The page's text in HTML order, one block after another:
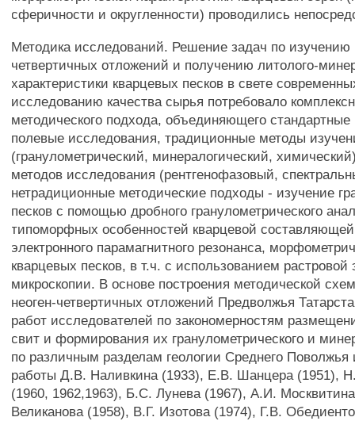
сферичности и округленности) проводились
Методика исследований. Решение задач по изучению
четвертичных отложений и получению литолого-
характеристики кварцевых песков в свете
исследованию качества сырья потребовало
методического подхода, объединяющего стандартные
полевые исследования, традиционные методы
(гранулометрический, минералогический,
методов исследования (рентгенофазовый,
нетрадиционные методические подходы - изучение
песков с помощью дробного гранулометрического
типоморфных особенностей кварцевой
электронного парамагнитного резонанса,
кварцевых песков, в т.ч. с использованием растровой
микроскопии. В основе построения методической
неоген-четвертичных отложений Предволжья
работ исследователей по закономерностям
свит и формирования их гранулометрического и
по различным разделам геологии Среднего
работы Д.В. Наливкина (1933), Е.В. Шанцера (1951),
(1960, 1962,1963), Б.С. Лунева (1967), А.И.
Великанова (1958), В.Г. Изотова (1974), Г.В.